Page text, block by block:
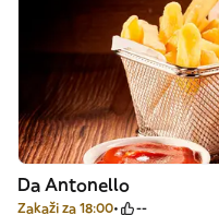
Da Antonello
Zakaži za 18:00 --